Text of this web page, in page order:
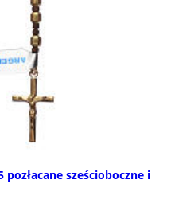
sześcioboczne i